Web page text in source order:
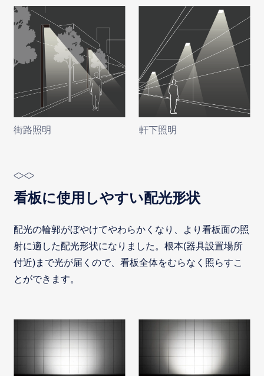
街路照明 軒下照明
看板に使用しやすい配光形状
配光の輪郭がぼやけてやわらかくなり、より看板面の照
射に適した配光形状になりました。根本(器具設置場所
付近)まで光が届くので、看板全体をむらなく照らすこ
とができます。